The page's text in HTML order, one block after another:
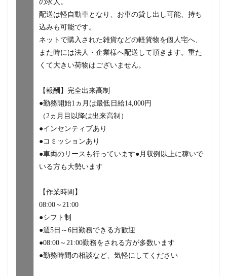
の求人。
配送は軽自動車となり、お車の貸し出し可能、持ち
込みも可能です。
ネットで購入された雑貨などの軽貨物を個人宅へ、
また時には法人・企業様へ配送して頂きます。重た
くて大きい荷物はございません。
【報酬】完全出来高制
●勤務開始1ヵ月は最低日給14,000円
（2ヵ月目以降は出来高制）
●インセンティブあり
●コミッションあり
●車両のリースも行っています●月収例以上に稼いで
いる方も大勢います
【作業時間】
08:00～21:00
●シフト制
●週5日～6日勤務できる方歓迎
●08:00～21:00勤務をされる方が多数います
●勤務時間の相談など、気軽にしてください